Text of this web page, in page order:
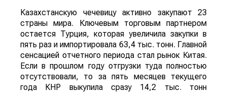
Казахстанскую чечевицу активно закупают 23
страны мира. Ключевым торговым партнером
остается Турция, которая увеличила закупки в
пять раз и импортировала 63,4 тыс. тонн. Главной
сенсацией отчетного периода стал рынок Китая.
Если в прошлом году отгрузки туда полностью
отсутствовали, то за пять месяцев текущего
года КНР выкупила сразу 14,2 тыс. тонн